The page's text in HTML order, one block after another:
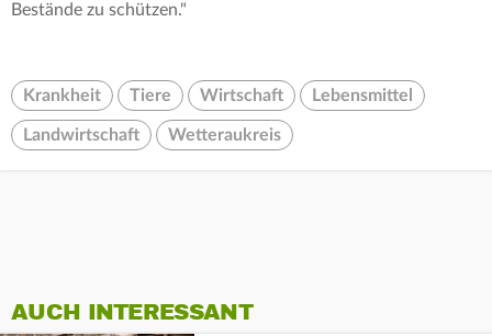
Bestände zu schützen."
Krankheit Tiere Wirtschaft Lebensmittel
Landwirtschaft Wetteraukreis
AUCH INTERESSANT